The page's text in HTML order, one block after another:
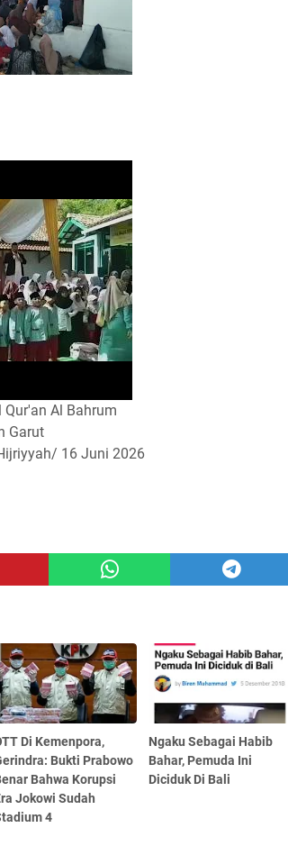
Al Bahrum
Garut
16 Juni 2026
Di Kemenpora,
Bukti Prabowo
Bahwa Korupsi
Jokowi Sudah
4
Ngaku Sebagai Habib
Bahar, Pemuda Ini
Diciduk Di Bali